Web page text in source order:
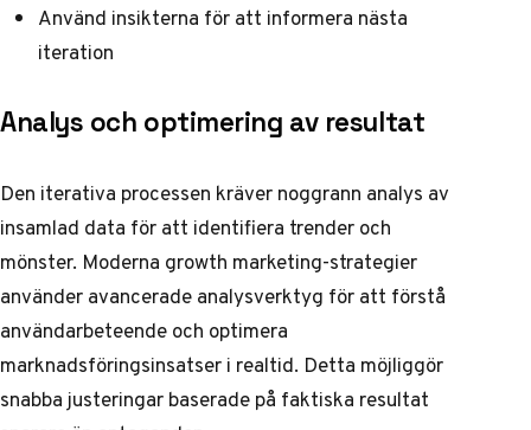
Använd insikterna för att informera nästa
iteration
Analys och optimering av resultat
Den iterativa processen kräver noggrann analys av
insamlad data för att identifiera trender och
mönster. Moderna growth marketing-strategier
använder avancerade analysverktyg för att förstå
användarbeteende och optimera
marknadsföringsinsatser i realtid. Detta möjliggör
snabba justeringar baserade på faktiska resultat